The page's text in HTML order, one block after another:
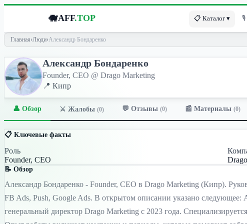
🐗AFF.TOP 📋 Каталог ▾ 🎙
Главная›Люди›Александр Бондаренко
Александр Бондаренко
Founder, CEO @ Drago Marketing
📍 Кипр
👤 Обзор ⚔️ Жалобы (0) 💬 Отзывы (0) 📰 Материалы (0)
📋 Ключевые факты
Роль
Founder, CEO
📝 Обзор
Александр Бондаренко - Founder, CEO в Drago Marketing (Кипр).
FB Ads, Push, Google Ads. В открытом описании указано
генеральный директор Drago Marketing с 2023 года.